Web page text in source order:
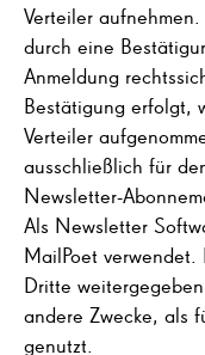
Verteiler
durch eine
Anmeldung
Bestätigung erfolgt,
Verteiler
ausschließlich für
Newsletter-
Als Newsletter
MailPoet
Dritte
andere Zwecke, als
genutzt.